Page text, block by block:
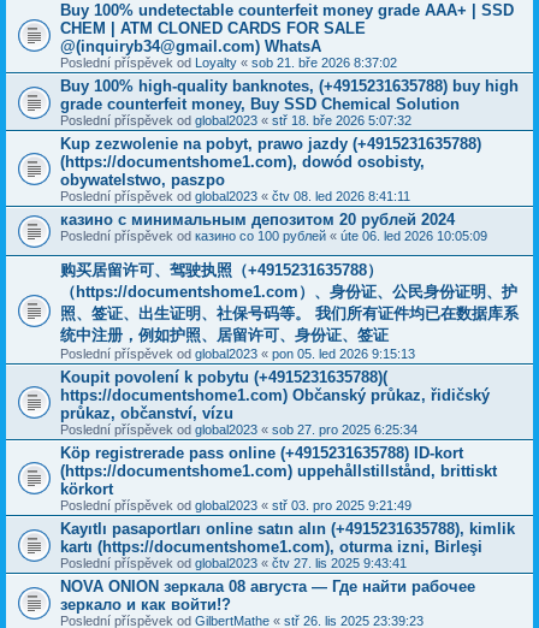
Buy 100% undetectable counterfeit money grade AAA+ | SSD
CHEM | ATM CLONED CARDS FOR SALE
@(inquiryb34@gmail.com) WhatsA
Poslední příspěvek od Loyalty « sob 21. bře 2026 8:37:02
Buy 100% high-quality banknotes, ‪(+4915231635788‬) buy high
grade counterfeit money, Buy SSD Chemical Solution
Poslední příspěvek od global2023 « stř 18. bře 2026 5:07:32
Kup zezwolenie na pobyt, prawo jazdy (+4915231635788)
(https://documentshome1.com), dowód osobisty,
obywatelstwo, paszpo
Poslední příspěvek od global2023 « čtv 08. led 2026 8:41:11
казино с минимальным депозитом 20 рублей 2024
Poslední příspěvek od казино со 100 рублей « úte 06. led 2026 10:05:09
购买居留许可、驾驶执照（+4915231635788）
（https://documentshome1.com）、身份证、公民身份证明、护
照、签证、出生证明、社保号码等。 我们所有证件均已在数据库系
统中注册，例如护照、居留许可、身份证、签证
Poslední příspěvek od global2023 « pon 05. led 2026 9:15:13
Koupit povolení k pobytu (+4915231635788)(
https://documentshome1.com) Občanský průkaz, řidičský
průkaz, občanství, vízu
Poslední příspěvek od global2023 « sob 27. pro 2025 6:25:34
Köp registrerade pass online (+4915231635788) ID-kort
(https://documentshome1.com) uppehållstillstånd, brittiskt
körkort
Poslední příspěvek od global2023 « stř 03. pro 2025 9:21:49
Kayıtlı pasaportları online satın alın (+4915231635788), kimlik
kartı (https://documentshome1.com), oturma izni, Birleşi
Poslední příspěvek od global2023 « čtv 27. lis 2025 9:43:41
NOVA ONION зеркала 08 августа — Где найти рабочее
зеркало и как войти!?
Poslední příspěvek od GilbertMathe « stř 26. lis 2025 23:39:23